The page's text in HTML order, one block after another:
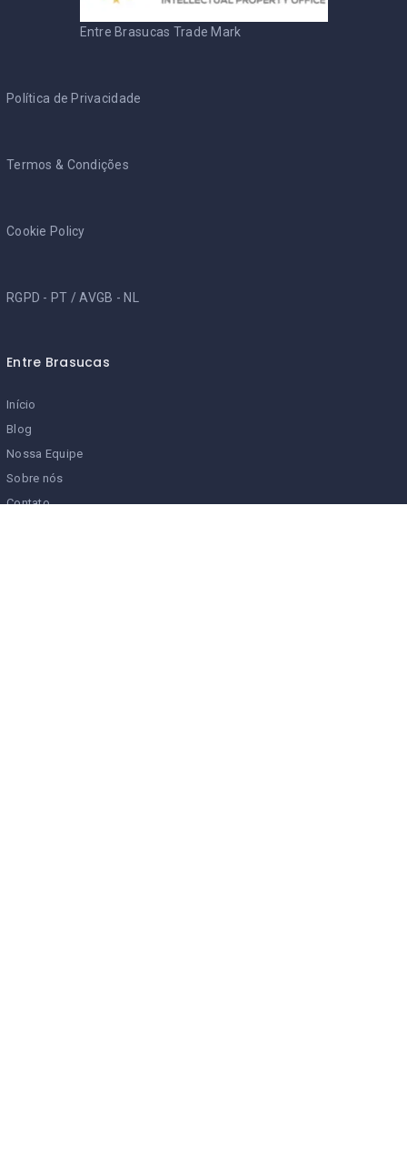
Entre Brasucas Trade Mark
Política de Privacidade
Termos & Condições
Cookie Policy
RGPD - PT /AVGB - NL
Entre Brasucas
Início
Blog
Nossa Equipe
Sobre nós
Contato